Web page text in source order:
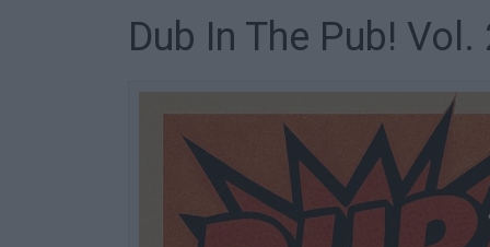
Dub In The Pub! Vol.